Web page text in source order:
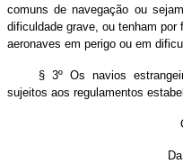
comuns de navegação ou
dificuldade grave, ou tenham
aeronaves em perigo ou em
§ 3º Os navios
sujeitos aos regulamentos